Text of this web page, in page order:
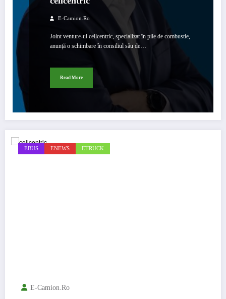
E-Camion.ro
Joint venture-ul cellcentric, specializat în pile de combustie,
anunță o schimbare în consiliul său de…
Read More
EBUS ENEWS ETRUCK
E-Camion.ro